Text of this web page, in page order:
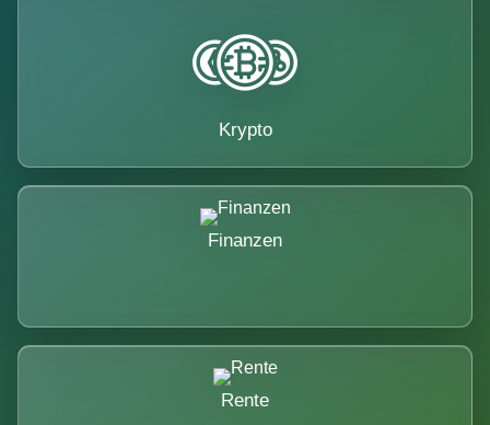
Krypto
Finanzen
Rente